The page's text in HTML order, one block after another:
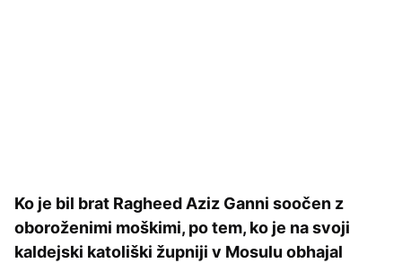
Ko je bil brat Ragheed Aziz Ganni soočen z
oboroženimi moškimi, po tem, ko je na svoji
kaldejski katoliški župniji v Mosulu obhajal